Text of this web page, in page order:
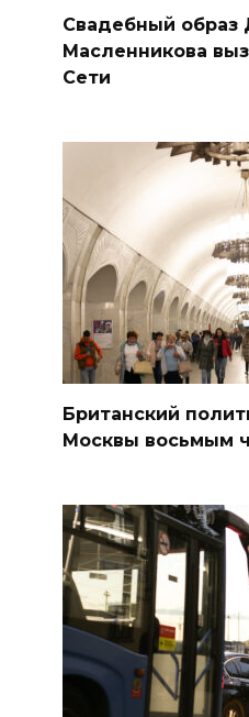
Свадебный образ
Масленникова
Сети
Британский
Москвы восьмым